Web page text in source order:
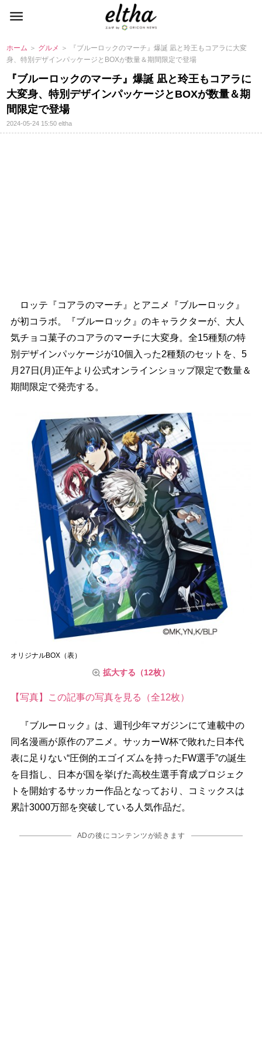
ホーム ＞ グルメ ＞ 『ブルーロックのマーチ』爆誕 凪と玲王もコアラに大変
身、特別デザインパッケージとBOXが数量＆期間限定で登場
『ブルーロックのマーチ』爆誕 凪と玲王もコアラに
大変身、特別デザインパッケージとBOXが数量＆期
間限定で登場
2024-05-24 15:50eltha
ロッテ『コアラのマーチ』とアニメ『ブルーロック』
が初コラボ。『ブルーロック』のキャラクターが、大人
気チョコ菓子のコアラのマーチに大変身。全15種類の特
別デザインパッケージが10個入った2種類のセットを、5
月27日(月)正午より公式オンラインショップ限定で数量＆
期間限定で発売する。
オリジナルBOX（表）
拡大する（12枚）
【写真】この記事の写真を見る（全12枚）
『ブルーロック』は、週刊少年マガジンにて連載中の
同名漫画が原作のアニメ。サッカーW杯で敗れた日本代
表に足りない“圧倒的エゴイズムを持ったFW選手”の誕生
を目指し、日本が国を挙げた高校生選手育成プロジェク
トを開始するサッカー作品となっており、コミックスは
累計3000万部を突破している人気作品だ。
ADの後にコンテンツが続きます